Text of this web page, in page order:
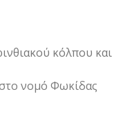
κόλπου και
στο νομό Φωκίδας